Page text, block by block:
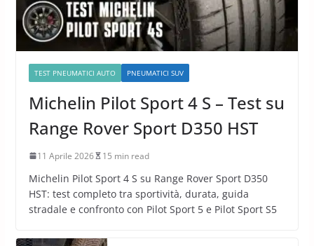
TEST PNEUMATICI AUTO PNEUMATICI SUV
Michelin Pilot Sport 4 S – Test su
Range Rover Sport D350 HST
11 Aprile 2026 15 min read
Michelin Pilot Sport 4 S su Range Rover Sport D350
HST: test completo tra sportività, durata, guida
stradale e confronto con Pilot Sport 5 e Pilot Sport S5